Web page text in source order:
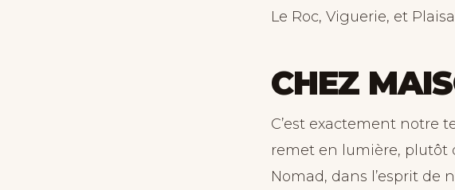
Le Roc, Viguerie, et
CHEZ
C’est exactement notre
remet en lumière, plutôt
Nomad, dans l’esprit de